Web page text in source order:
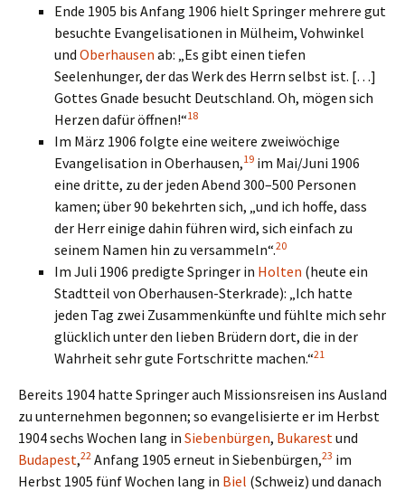
Ende 1905 bis Anfang 1906 hielt Springer mehrere gut
besuchte Evangelisationen in Mülheim, Vohwinkel
und Oberhausen ab: „Es gibt einen tiefen
Seelenhunger, der das Werk des Herrn selbst ist. […]
Gottes Gnade besucht Deutschland. Oh, mögen sich
Herzen dafür öffnen!“18
Im März 1906 folgte eine weitere zweiwöchige
Evangelisation in Oberhausen,19 im Mai/Juni 1906
eine dritte, zu der jeden Abend 300–500 Personen
kamen; über 90 bekehrten sich, „und ich hoffe, dass
der Herr einige dahin führen wird, sich einfach zu
seinem Namen hin zu versammeln“.20
Im Juli 1906 predigte Springer in Holten (heute ein
Stadtteil von Oberhausen-Sterkrade): „Ich hatte
jeden Tag zwei Zusammenkünfte und fühlte mich sehr
glücklich unter den lieben Brüdern dort, die in der
Wahrheit sehr gute Fortschritte machen.“21
Bereits 1904 hatte Springer auch Missionsreisen ins Ausland
zu unternehmen begonnen; so evangelisierte er im Herbst
1904 sechs Wochen lang in Siebenbürgen, Bukarestund
Budapest,22 Anfang 1905 erneut in Siebenbürgen,23 im
Herbst 1905 fünf Wochen lang in Biel (Schweiz) und danach